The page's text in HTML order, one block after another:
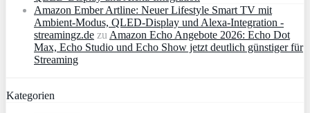
Amazon Ember Artline: Neuer Lifestyle Smart TV mit
Ambient‑Modus, QLED‑Display und Alexa‑Integration -
streamingz.de zu Amazon Echo Angebote 2026: Echo Dot
Max, Echo Studio und Echo Show jetzt deutlich günstiger für
Streaming
Kategorien